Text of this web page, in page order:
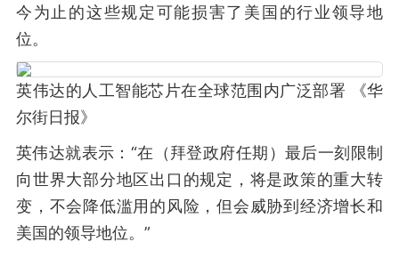
今为止的这些规定可能损害了美国的行业领导地
位。
英伟达的人工智能芯片在全球范围内广泛部署 《华
尔街日报》
英伟达就表示：“在（拜登政府任期）最后一刻限制
向世界大部分地区出口的规定，将是政策的重大转
变，不会降低滥用的风险，但会威胁到经济增长和
美国的领导地位。”